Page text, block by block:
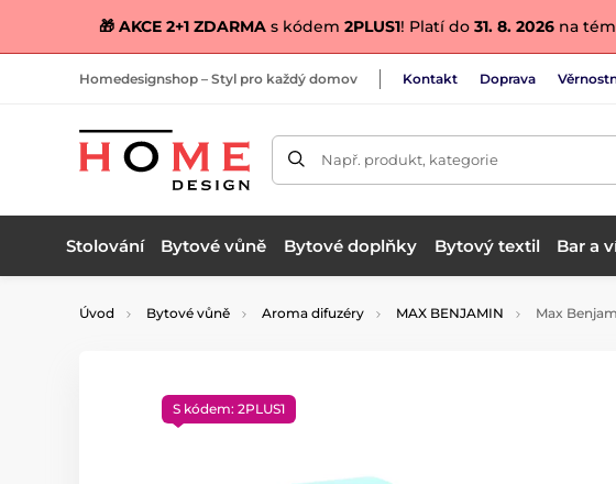
🎁 AKCE 2+1 ZDARMAs kódem 2PLUS1! Platí do31. 8. 2026na
Homedesignshop – Styl pro každý domov Kontakt Doprava
Např. produkt, kategorie
Stolování Bytové vůně Bytové doplňky Bytový textil Bar a
Úvod Bytové vůně Aroma difuzéry MAX BENJAMIN Max
S kódem: 2PLUS1